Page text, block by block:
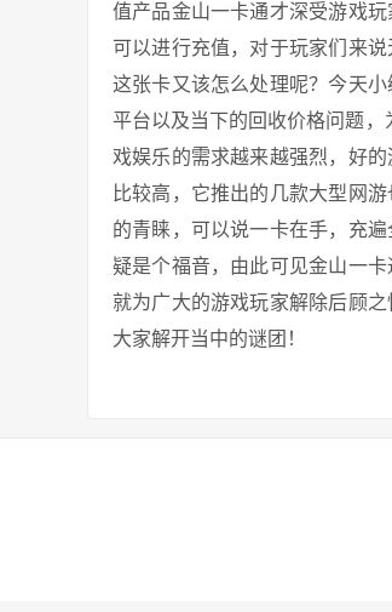
值产品金山一卡通才深受游戏
可以进行充值，对于玩家们来
这张卡又该怎么处理呢？今天
平台以及当下的回收价格问题
戏娱乐的需求越来越强烈，好
比较高，它推出的几款大型网
的青睐，可以说一卡在手，充
疑是个福音，由此可见金山一
就为广大的游戏玩家解除后顾
大家解开当中的谜团！